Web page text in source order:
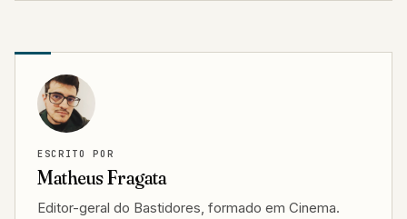
ESCRITO POR
Matheus Fragata
Editor-geral do Bastidores, formado em Cinema.